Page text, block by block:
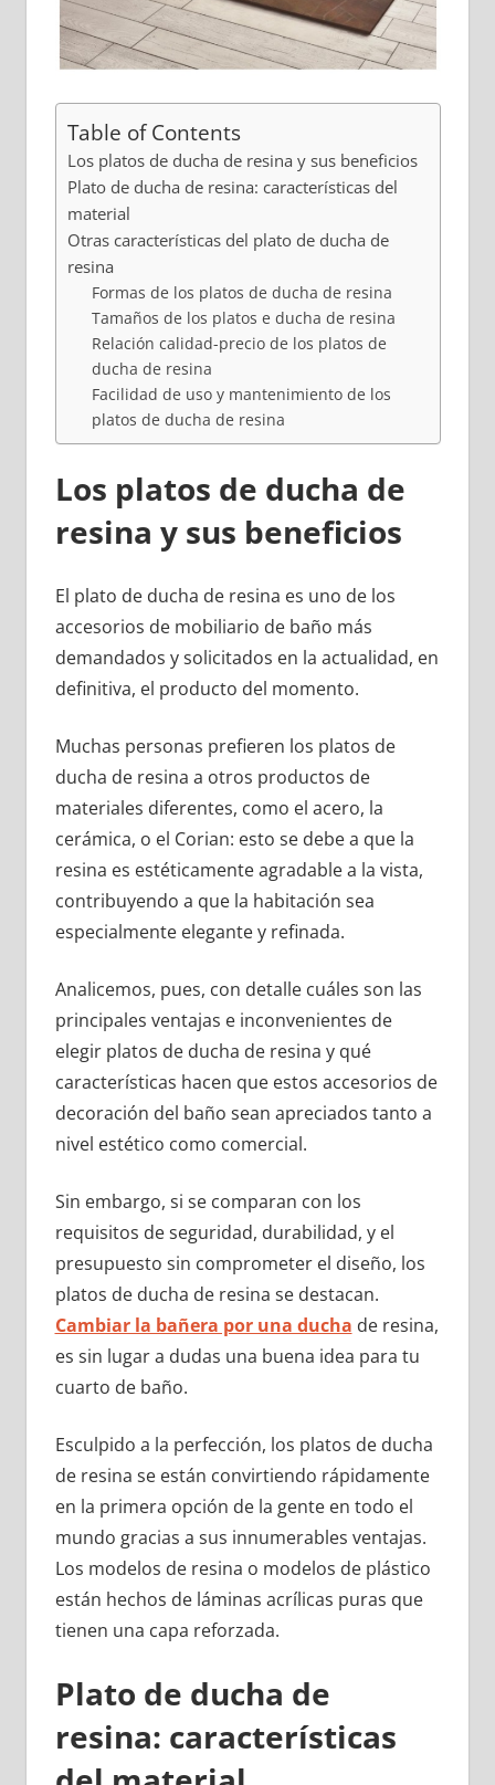
Table of Contents
Los platos de ducha de resina y sus beneficios
Plato de ducha de resina: características del
material
Otras características del plato de ducha de
resina
Formas de los platos de ducha de resina
Tamaños de los platos e ducha de resina
Relación calidad-precio de los platos de
ducha de resina
Facilidad de uso y mantenimiento de los
platos de ducha de resina
Los platos de ducha de
resina y sus beneficios
El plato de ducha de resina es uno de los
accesorios de mobiliario de baño más
demandados y solicitados en la actualidad, en
definitiva, el producto del momento.
Muchas personas prefieren los platos de
ducha de resina a otros productos de
materiales diferentes, como el acero, la
cerámica, o el Corian: esto se debe a que la
resina es estéticamente agradable a la vista,
contribuyendo a que la habitación sea
especialmente elegante y refinada.
Analicemos, pues, con detalle cuáles son las
principales ventajas e inconvenientes de
elegir platos de ducha de resina y qué
características hacen que estos accesorios de
decoración del baño sean apreciados tanto a
nivel estético como comercial.
Sin embargo, si se comparan con los
requisitos de seguridad, durabilidad, y el
presupuesto sin comprometer el diseño, los
platos de ducha de resina se destacan.
Cambiar la bañera por una ducha de resina,
es sin lugar a dudas una buena idea para tu
cuarto de baño.
Esculpido a la perfección, los platos de ducha
de resina se están convirtiendo rápidamente
en la primera opción de la gente en todo el
mundo gracias a sus innumerables ventajas.
Los modelos de resina o modelos de plástico
están hechos de láminas acrílicas puras que
tienen una capa reforzada.
Plato de ducha de
resina: características